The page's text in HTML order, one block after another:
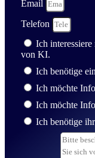
Email
Telefon
Ich
von KI.
Ich benötige
Ich möchte
Ich möchte
Ich benötige